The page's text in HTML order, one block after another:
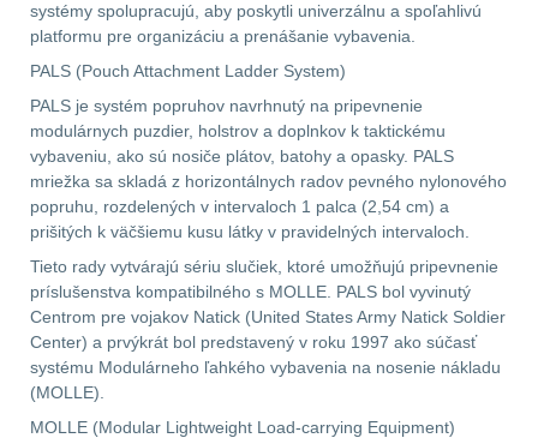
Přesné střílení22
Velký oční reliéf 1
Na dlouhé vzdálenosti13
Multi-range33
Krátka a střední
vzdálenost 16
Monokuláry5
Príslušenstvo pre
systémy spolupracujú, aby poskytli univerzálnu a spoľahlivú
platformu pre organizáciu a prenášanie vybavenia.
PALS (Pouch Attachment Ladder System)
PALS je systém popruhov navrhnutý na pripevnenie
modulárnych puzdier, holstrov a doplnkov k taktickému
vybaveniu, ako sú nosiče plátov, batohy a opasky. PALS
mriežka sa skladá z horizontálnych radov pevného nylonového
popruhu, rozdelených v intervaloch 1 palca (2,54 cm) a
prišitých k väčšiemu kusu látky v pravidelných intervaloch.
Tieto rady vytvárajú sériu slučiek, ktoré umožňujú pripevnenie
príslušenstva kompatibilného s MOLLE. PALS bol vyvinutý
Centrom pre vojakov Natick (United States Army Natick Soldier
Center) a prvýkrát bol predstavený v roku 1997 ako súčasť
systému Modulárneho ľahkého vybavenia na nosenie nákladu
(MOLLE).
MOLLE (Modular Lightweight Load-carrying Equipment)